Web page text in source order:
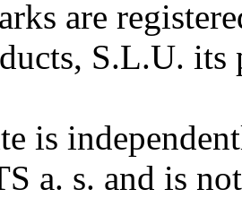
are
S.L.U. its
is
a. s. and is